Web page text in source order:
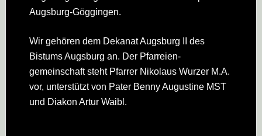
Augsburg-Göggingen.
Wir gehören dem Dekanat Augsburg II des
Bistums Augsburg an. Der Pfarreien­
gemeinschaft steht Pfarrer Nikolaus Wurzer M.A.
vor, unterstützt von Pater Benny Augustine MST
und Diakon Artur Waibl.